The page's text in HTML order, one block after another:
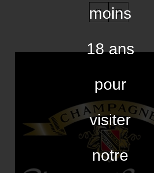
moins
18 ans
pour
visiter
notre